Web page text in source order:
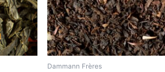
Dammann Frères